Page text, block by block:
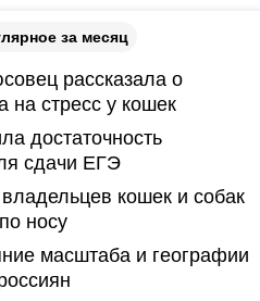
за месяц
рассказала о
на стресс у кошек
достаточность
сдачи ЕГЭ
кошек и собак
носу
масштаба и географии